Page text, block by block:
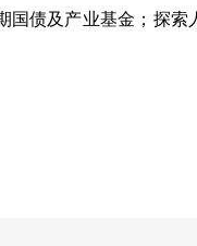
国债及产业基金；探索